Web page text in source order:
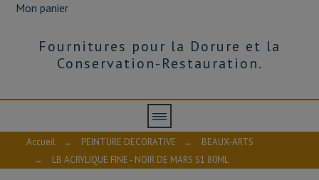
Mon panier
Fournitures pour la Dorure et la
Conservation-Restauration.
Accueil → PEINTURE DECORATIVE →
BEAUX-ARTS
→
LB ACRYLIQUE FINE - NOIR DE MARS S1 80ML